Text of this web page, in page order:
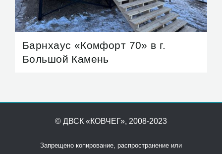
Барнхаус «Комфорт 70» в г.
Большой Камень
© ДВСК «КОВЧЕГ», 2008-2023
Запрещено копирование, распространение или